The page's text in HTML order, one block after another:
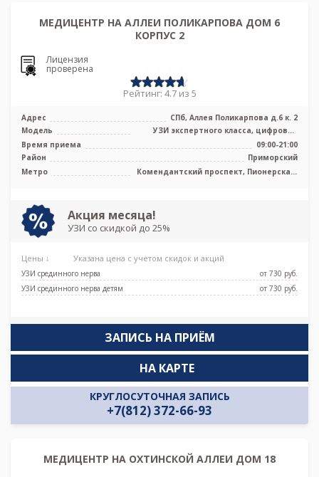
МЕДИЦЕНТР НА АЛЛЕИ ПОЛИКАРПОВА ДОМ 6
КОРПУС 2
Лицензия
проверена
Рейтинг: 4.7 из 5
Адрес
СПб, Аллея Поликарпова д.6 к. 2
Модель
УЗИ экспертного класса, цифровой
рентген, маммограф
Время приема
09:00-21:00
Район
Приморский
Метро
Комендантский проспект, Пионерская,
Акция месяца!
УЗИ со скидкой до 25%
Цены ↓ Указана цена с учетом скидок и акций
УЗИ срединного нерва
от 730 pуб.
УЗИ срединного нерва детям
от 730 pуб.
ЗАПИСЬ НА ПРИЁМ
КРУГЛОСУТОЧНАЯ ЗАПИСЬ
+7(812) 372-66-93
НА КАРТЕ
МЕДИЦЕНТР НА ОХТИНСКОЙ АЛЛЕИ ДОМ 18